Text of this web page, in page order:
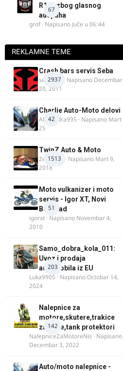
67
R125 zbog glasnog
auspuha
grof· Napisano Juče u 06:44
REKLAMNE TEME
2937
Crash bars servis Seba
seba011 · Napisano Decembar
20, 2011
42
Charlie Auto-Moto delovi
Alexandra995 · Napisano Mart
25
1513
TwinZ Auto & Moto
Zeljkamp · Napisano Mart 9,
2018
51
Moto vulkanizer i moto
servis - Igor XT, Novi
Beograd
igorxt · Napisano Novembar 4,
2010
203
Samo_dobra_kola_011:
Uvoz i prodaja
automobila iz EU
Luka9905 · NapisanoOctobar 14,
2024
142
Nalepnice za
motore,skutere,trakice
za felne,tank protektori
NalepniceZaMotoreNis · Napisano
Decembar 3, 2022
Auto/moto nalepnice -